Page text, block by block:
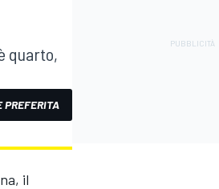
quarto,
PREFERITA
il